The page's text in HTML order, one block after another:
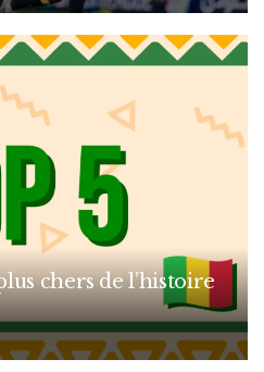
chers de l’histoire